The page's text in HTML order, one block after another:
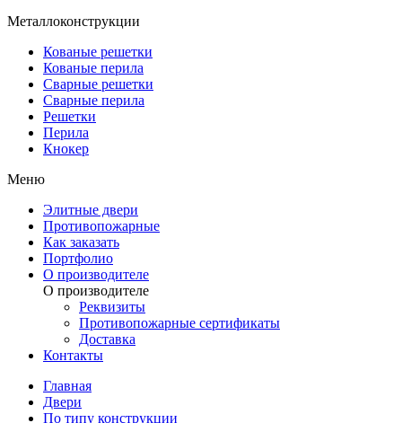
Металлоконструкции
Кованые решетки
Кованые перила
Сварные решетки
Сварные перила
Решетки
Перила
Кнокер
Меню
Элитные двери
Противопожарные
Как заказать
Портфолио
О производителе
О производителе
Реквизиты
Противопожарные сертификаты
Доставка
Контакты
Главная
Двери
По типу конструкции